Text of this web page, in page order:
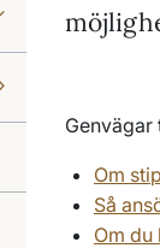
Genvägar
Om
Så
Om